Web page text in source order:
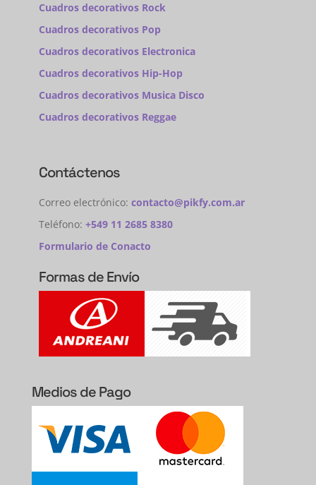
Cuadros decorativos Rock
Cuadros decorativos Pop
Cuadros decorativos Electronica
Cuadros decorativos Hip-Hop
Cuadros decorativos Musica Disco
Cuadros decorativos Reggae
Contáctenos
Correo electrónico: contacto@pikfy.com.ar
Teléfono: +549 11 2685 8380
Formulario de Conacto
Formas de Envío
Medios de Pago